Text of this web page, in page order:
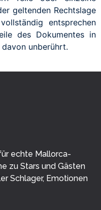
geltenden Rechtslage
entsprechen
des Dokumentes in
unberührt.
echte Mallorca-
zu Stars und Gästen
Schlager, Emotionen